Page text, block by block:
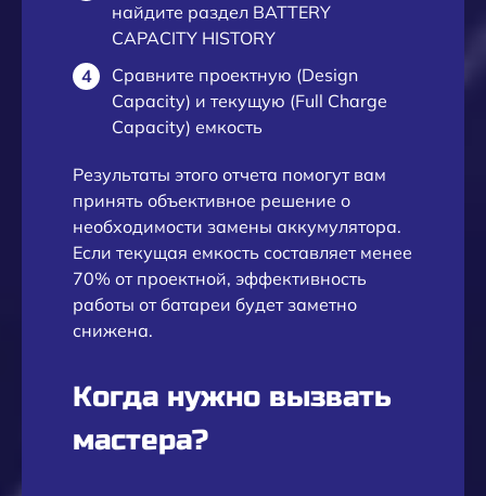
найдите раздел BATTERY
CAPACITY HISTORY
Сравните проектную (Design
Capacity) и текущую (Full Charge
Capacity) емкость
Результаты этого отчета помогут вам
принять объективное решение о
необходимости замены аккумулятора.
Если текущая емкость составляет менее
70% от проектной, эффективность
работы от батареи будет заметно
снижена.
Когда нужно вызвать
мастера?